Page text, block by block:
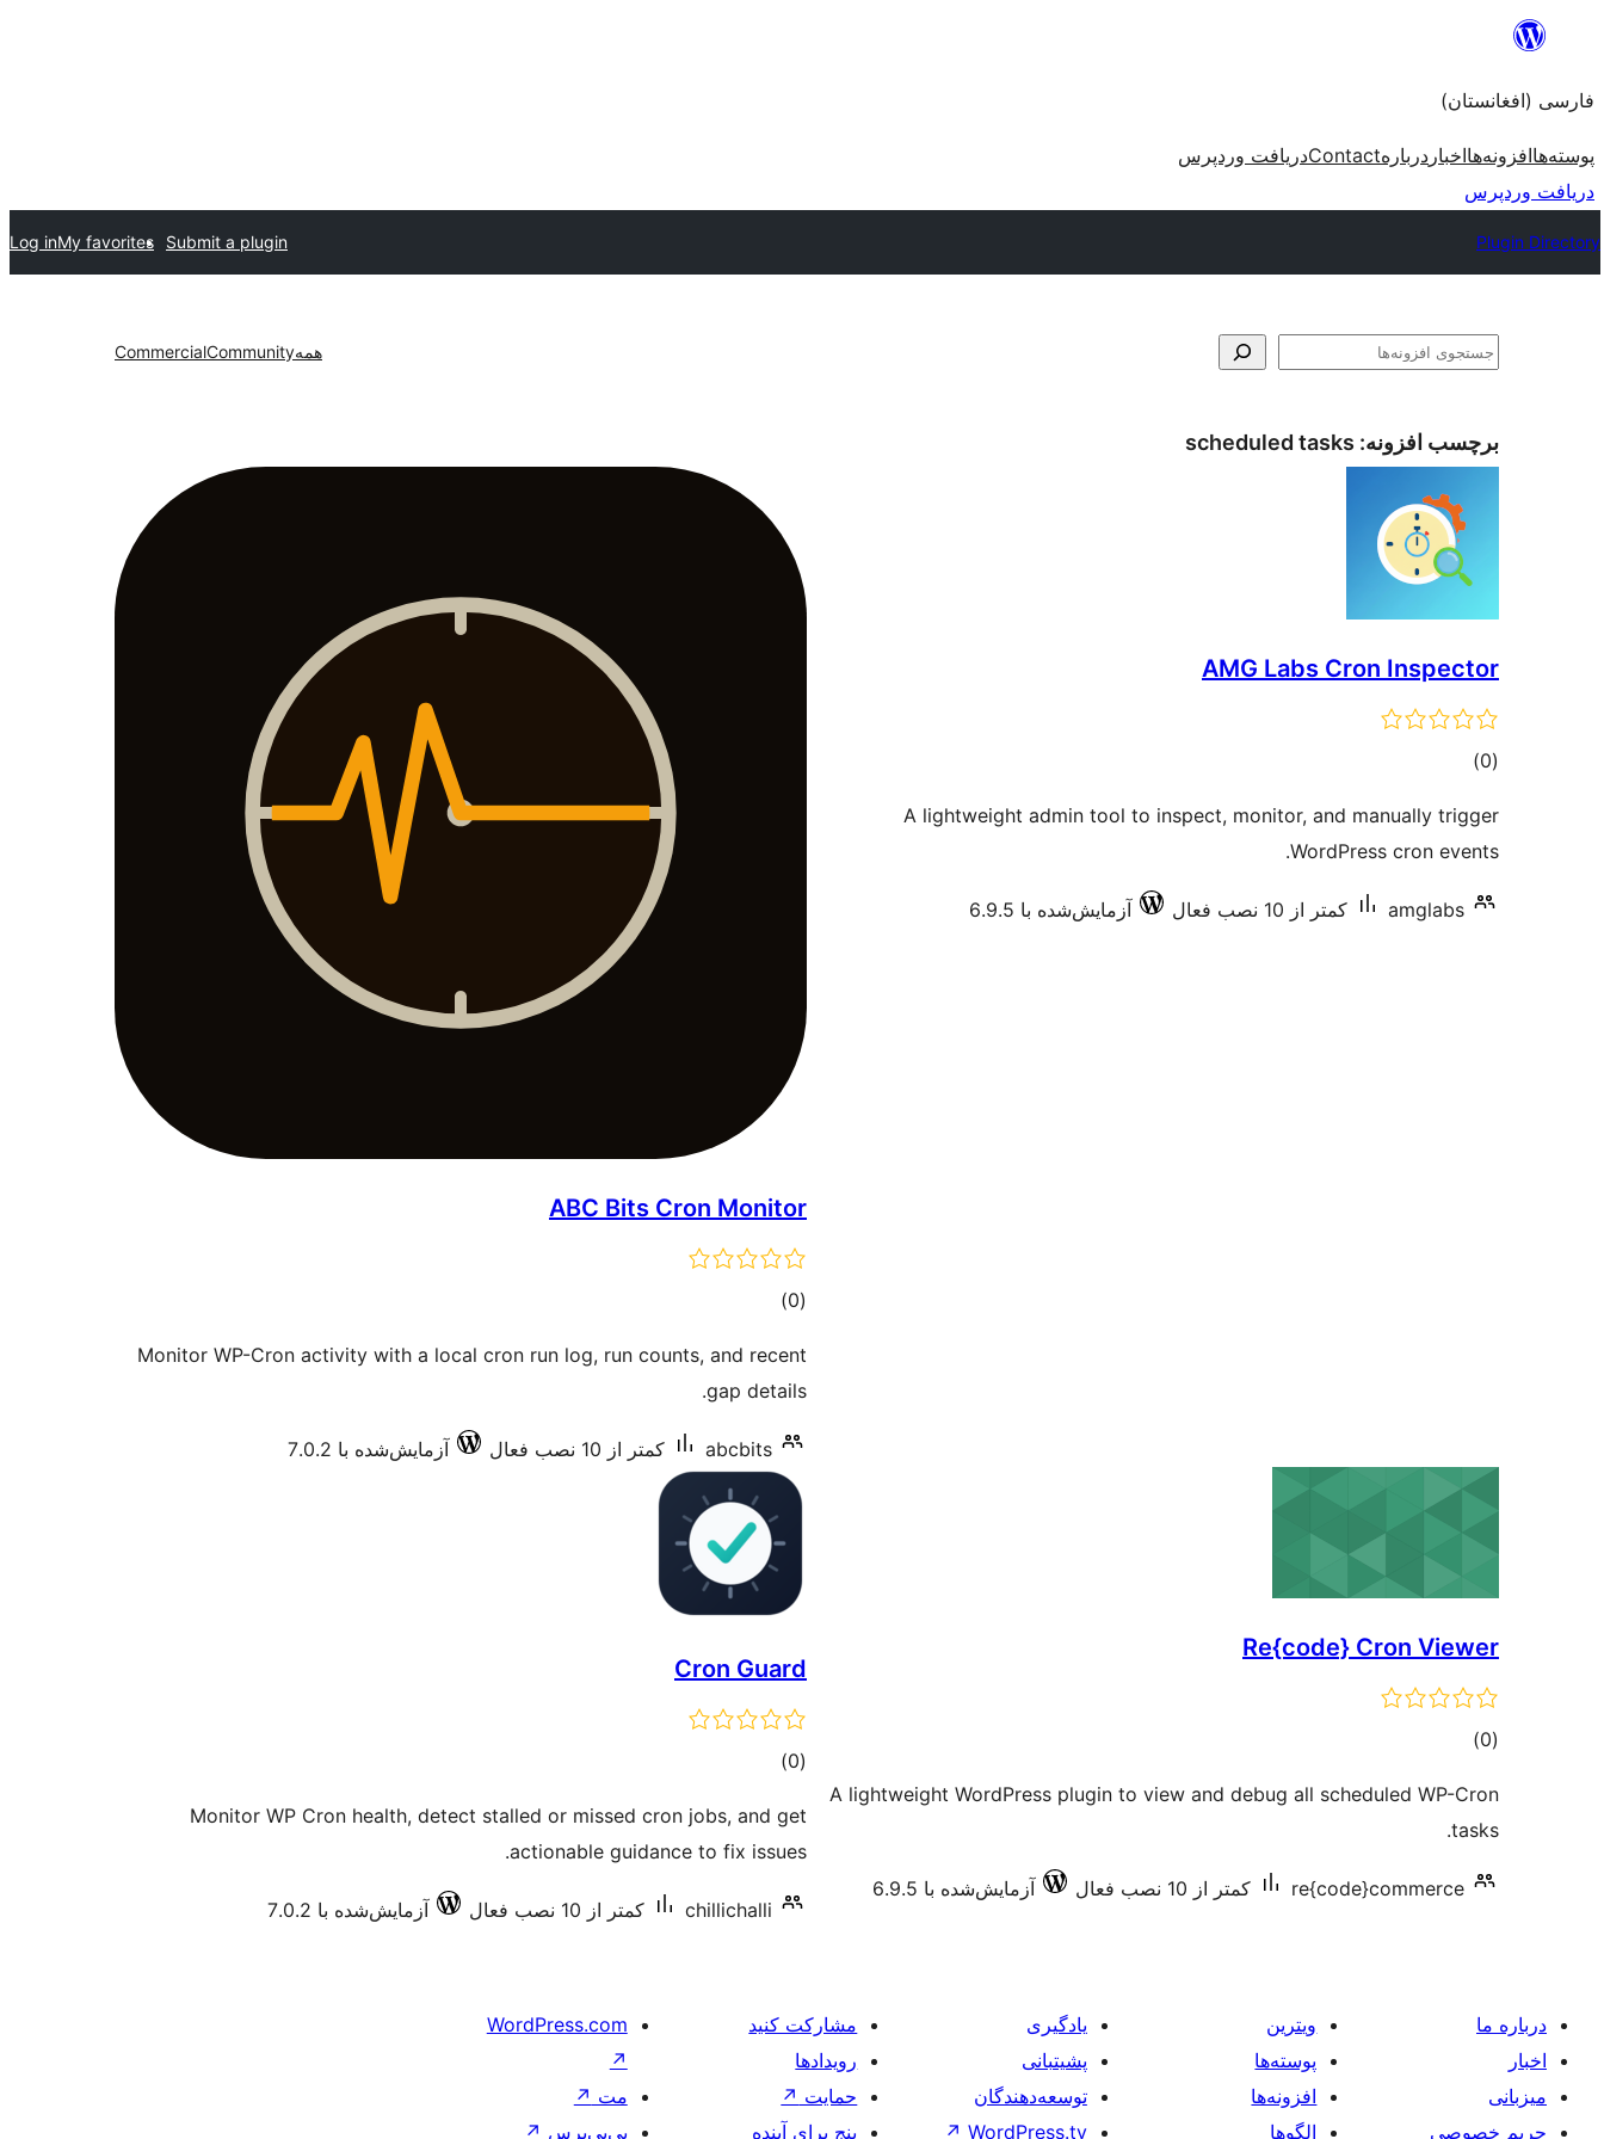
بروید
فارسی (افغانستان)
پوسته‌هاافزونه‌هااخبار دربارهContactدریافت وردپرس
دریافت وردپرس
Plugin Directory
Submit a plugin
My favorites
Log in
جستجو همهCommunity
Commercial
برچسب افزونه: scheduled tasks
AMG Labs Cron Inspector
(0 مجموع)
A lightweight admin tool to inspect, monitor, and manually trigger
WordPress cron events.
amglabs کمتر از 10 نصب فعال آزمایش‌شده با 6.9.5
ABC Bits Cron Monitor
(0 مجموع)
Monitor WP-Cron activity with a local cron run log, run counts, and recent
gap details.
abcbits کمتر از 10 نصب فعال آزمایش‌شده با 7.0.2
Re{code} Cron Viewer
(0 مجموع)
A lightweight WordPress plugin to view and debug all scheduled WP-Cron
tasks.
re{code}commerce کمتر از 10 نصب فعال آزمایش‌شده با 6.9.5
Cron Guard
(0 مجموع)
Monitor WP Cron health, detect stalled or missed cron jobs, and get
actionable guidance to fix issues.
chillichalli کمتر از 10 نصب فعال آزمایش‌شده با 7.0.2
درباره ما
اخبار
میزبانی
حریم خصوصی
ویترین
پوسته‌ها
افزونه‌ها
الگوها
یادگیری
پشیتبانی
توسعه‌دهندگان
WordPress.tv
↗
مشارکت کنید
رویدادها
حمایت ↗
پنج برای آینده
WordPress.com
↗
مت ↗
بی‌بی‌پرس ↗